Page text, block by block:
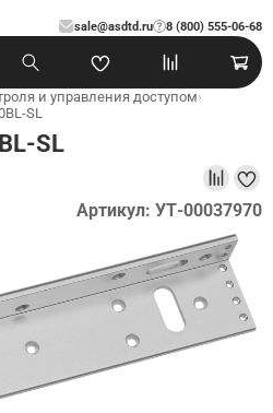
sale@asdtd.ru 8 (800) 555-06-68
?
и управления доступом›
SL
SL
Артикул: УТ-00037970